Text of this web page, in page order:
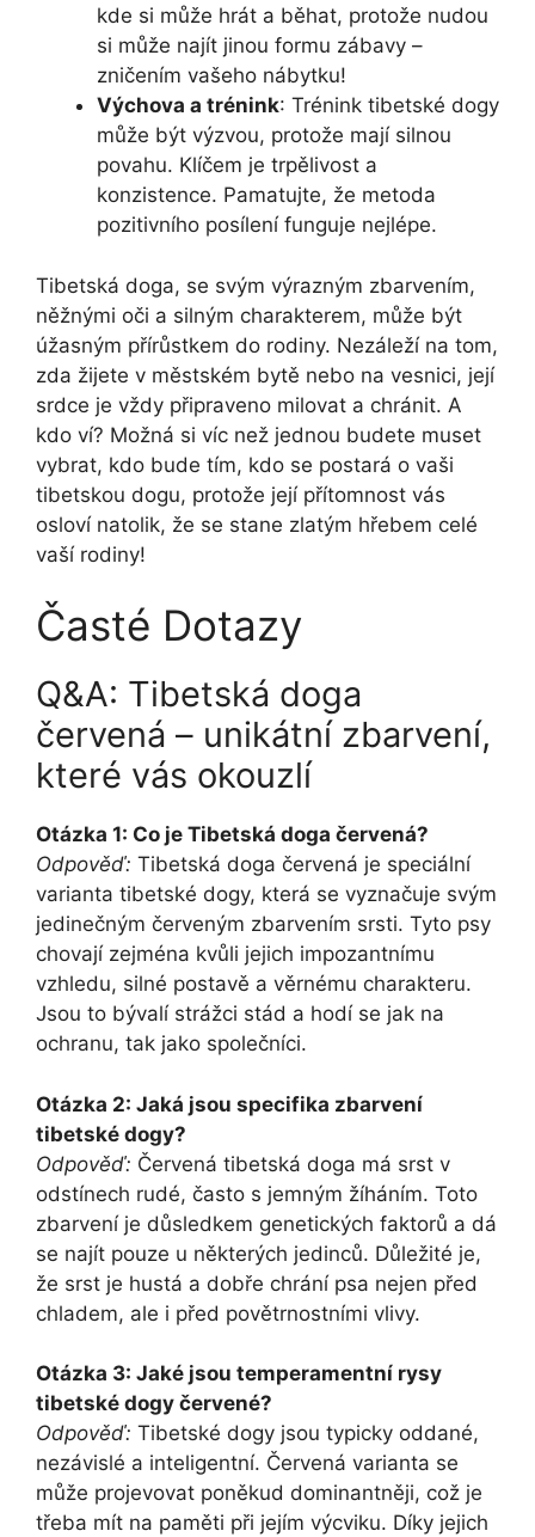
kde si může hrát a běhat, protože nudou
si může najít jinou formu zábavy –
zničením vašeho nábytku!
Výchova a trénink: Trénink tibetské dogy
může být výzvou, protože mají silnou
povahu. Klíčem je trpělivost a
konzistence. Pamatujte, že metoda
pozitivního posílení funguje nejlépe.
Tibetská doga, se svým výrazným zbarvením,
něžnými oči a silným charakterem, může být
úžasným přírůstkem do rodiny. Nezáleží na tom,
zda žijete v městském bytě nebo na vesnici, její
srdce je vždy připraveno milovat a chránit. A
kdo ví? Možná si víc než jednou budete muset
vybrat, kdo bude tím, kdo se postará o vaši
tibetskou dogu, protože její přítomnost vás
osloví natolik, že se stane zlatým hřebem celé
vaší rodiny!
Časté Dotazy
Q&A: Tibetská doga
červená – unikátní zbarvení,
které vás okouzlí
Otázka 1: Co je Tibetská doga červená?
Odpověď: Tibetská doga červená je speciální
varianta tibetské dogy, která se vyznačuje svým
jedinečným červeným zbarvením srsti. Tyto psy
chovají zejména kvůli jejich impozantnímu
vzhledu, silné postavě a věrnému charakteru.
Jsou to bývalí strážci stád a hodí se jak na
ochranu, tak jako společníci.
Otázka 2: Jaká jsou specifika zbarvení
tibetské dogy?
Odpověď: Červená tibetská doga má srst v
odstínech rudé, často s jemným žíháním. Toto
zbarvení je důsledkem genetických faktorů a dá
se najít pouze u některých jedinců. Důležité je,
že srst je hustá a dobře chrání psa nejen před
chladem, ale i před povětrnostními vlivy.
Otázka 3: Jaké jsou temperamentní rysy
tibetské dogy červené?
Odpověď: Tibetské dogy jsou typicky oddané,
nezávislé a inteligentní. Červená varianta se
může projevovat poněkud dominantněji, což je
třeba mít na paměti při jejím výcviku. Díky jejich